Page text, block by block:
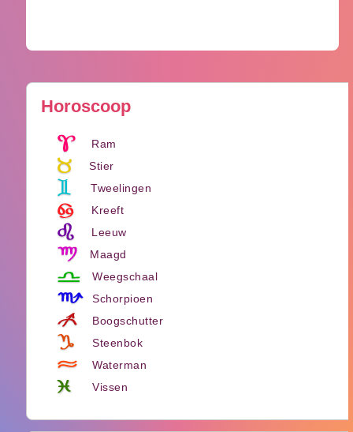
Horoscoop
Ram
Stier
Tweelingen
Kreeft
Leeuw
Maagd
Weegschaal
Schorpioen
Boogschutter
Steenbok
Waterman
Vissen